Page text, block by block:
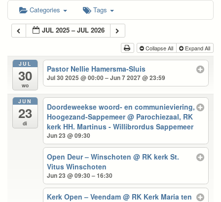
Categories Tags
JUL 2025 – JUL 2026
Collapse All Expand All
JUL
30
wo
Pastor Nellie Hamersma-Sluis
Jul 30 2025 @ 00:00 – Jun 7 2027 @ 23:59
JUN
23
di
Doordeweekse woord- en communieviering,
Hoogezand-Sappemeer@ Parochiezaal, RK
kerk HH. Martinus - Willibrordus Sappemeer
Jun 23 @ 09:30
Open Deur – Winschoten@ RK kerk St.
Vitus Winschoten
Jun 23 @ 09:30 – 16:30
Kerk Open – Veendam@ RK Kerk Maria ten